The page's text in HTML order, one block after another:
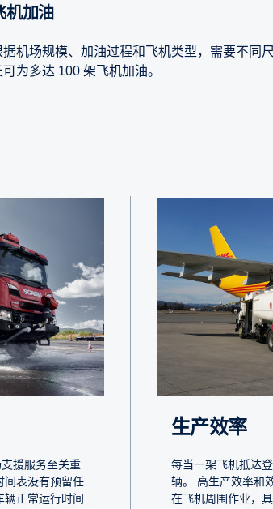
飞机加油
据机场规模、加油过程和飞机类型，需要不同
可为多达 100 架飞机加油。
援服务至关重
间表没有预留任
辆正常运行时间
生产效率
每当一架飞机抵达
辆。 高生产效率和
在飞机周围作业，